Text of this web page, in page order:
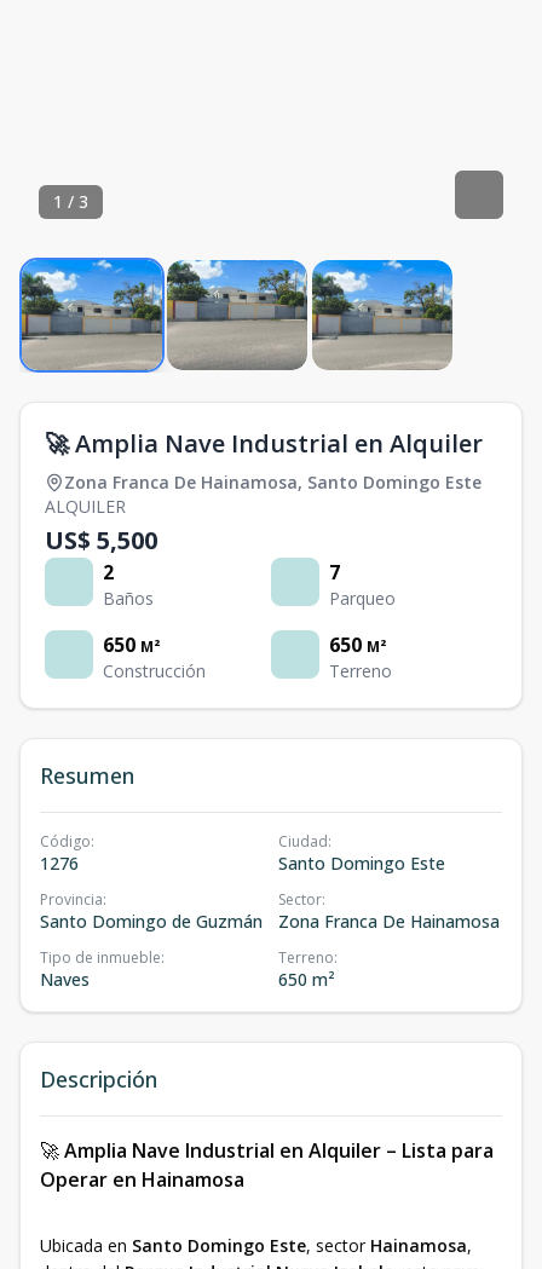
1 / 3
🚀 Amplia Nave Industrial en Alquiler
Zona Franca De Hainamosa, Santo Domingo Este
ALQUILER
US$ 5,500
2
Baños
7
Parqueo
650 M²
Construcción
650 M²
Terreno
Resumen
Código:
1276
Ciudad:
Santo Domingo Este
Provincia:
Santo Domingo de Guzmán
Sector:
Zona Franca De Hainamosa
Tipo de inmueble:
Naves
Terreno:
650 m²
Descripción
🚀Amplia Nave Industrial en Alquiler – Lista para
Operar en Hainamosa
Ubicada en Santo Domingo Este, sector Hainamosa,